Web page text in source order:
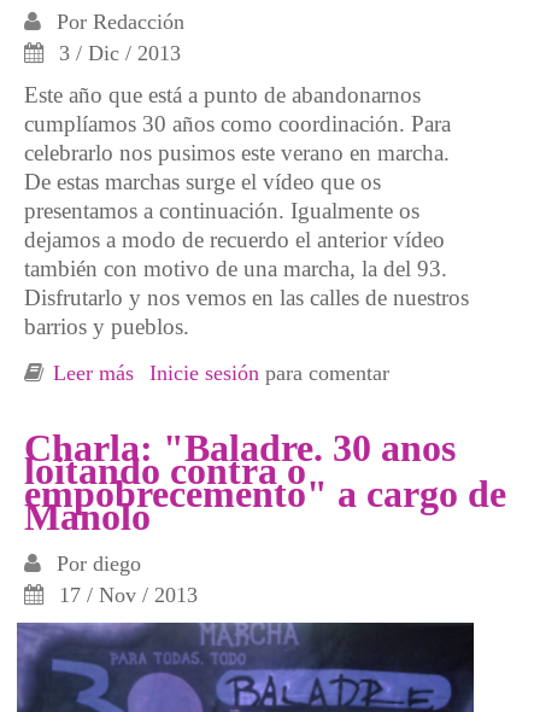
Por Redacción
3 / Dic / 2013
Este año que está a punto de abandonarnos
cumplíamos 30 años como coordinación. Para
celebrarlo nos pusimos este verano en marcha.
De estas marchas surge el vídeo que os
presentamos a continuación. Igualmente os
dejamos a modo de recuerdo el anterior vídeo
también con motivo de una marcha, la del 93.
Disfrutarlo y nos vemos en las calles de nuestros
barrios y pueblos.
Leer más sobre Vídeo 30 años de Baladre
Inicie sesión para comentar
Charla: "Baladre. 30 anos
loitando contra o
empobrecemento" a cargo de
Manolo
Por diego
17 / Nov / 2013